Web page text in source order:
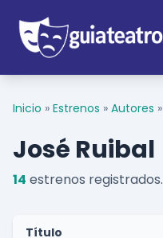
Inicio » Estrenos » Autores »
José Ruibal
14 estrenos registrados.
Título